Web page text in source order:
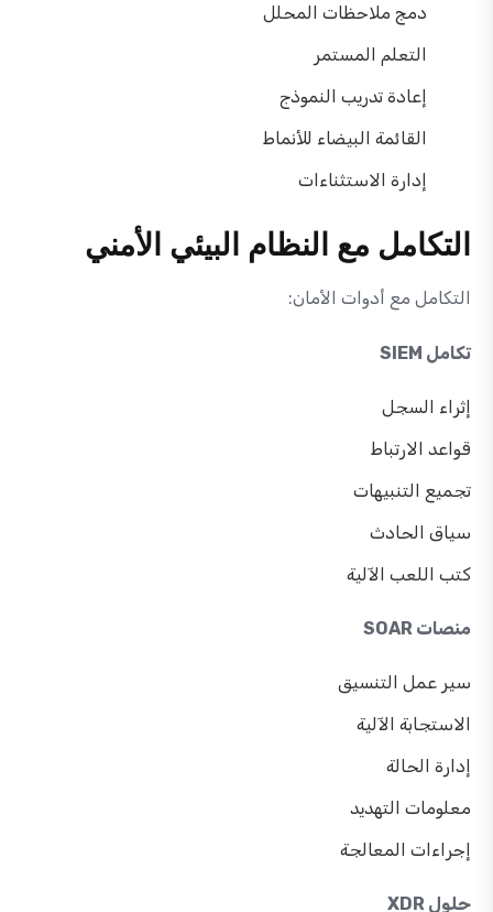
دمج ملاحظات المحلل
التعلم المستمر
إعادة تدريب النموذج
القائمة البيضاء للأنماط
إدارة الاستثناءات
التكامل مع النظام البيئي الأمني
التكامل مع أدوات الأمان:
تكامل SIEM
إثراء السجل
قواعد الارتباط
تجميع التنبيهات
سياق الحادث
كتب اللعب الآلية
منصات SOAR
سير عمل التنسيق
الاستجابة الآلية
إدارة الحالة
معلومات التهديد
إجراءات المعالجة
حلول XDR